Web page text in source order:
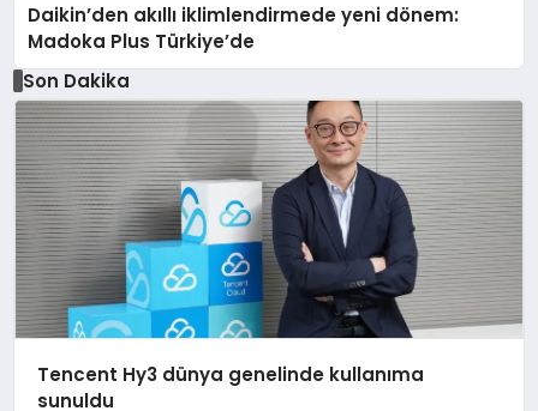
Daikin’den akıllı iklimlendirmede yeni dönem:
Madoka Plus Türkiye’de
Son Dakika
Tencent Hy3 dünya genelinde kullanıma
sunuldu